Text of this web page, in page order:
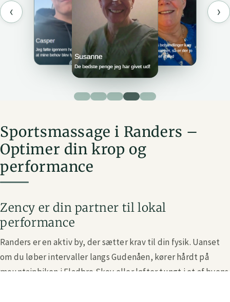
‹ ›
Sportsmassage i Randers –
Optimer din krop og
performance
Zency er din partner til lokal
performance
Randers er en aktiv by, der sætter krav til din fysik. Uanset
om du løber intervaller langs Gudenåen, kører hårdt på
mountainbiken i Fladbro Skov eller løfter tungt i et af byens